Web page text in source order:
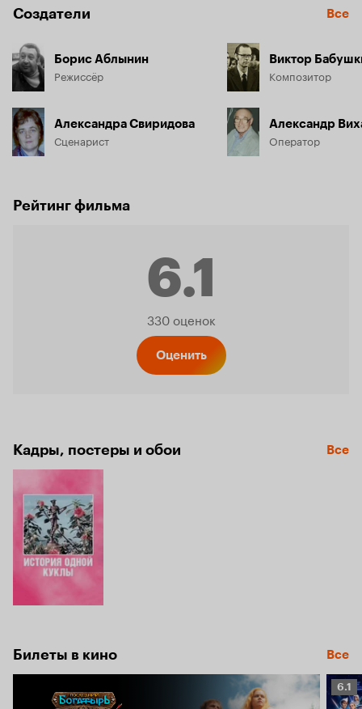
Создатели Все
Борис Аблынин
Режиссёр
Александра Свиридова
Сценарист
Виктор
Композитор
Александр
Оператор
Рейтинг фильма
6.1
Рейтинг
6.1
330 оценок
Оценить
Кадры, постеры и обои Все
Билеты в кино Все
6.1